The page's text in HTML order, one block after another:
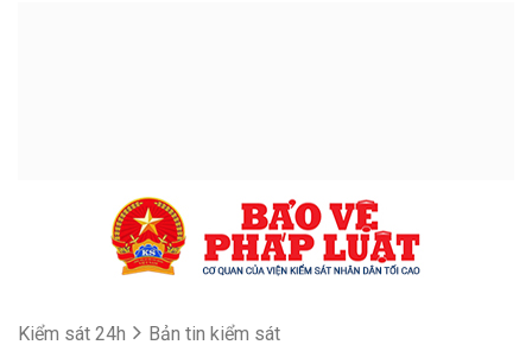
Kiểm sát 24h Bản tin kiểm sát